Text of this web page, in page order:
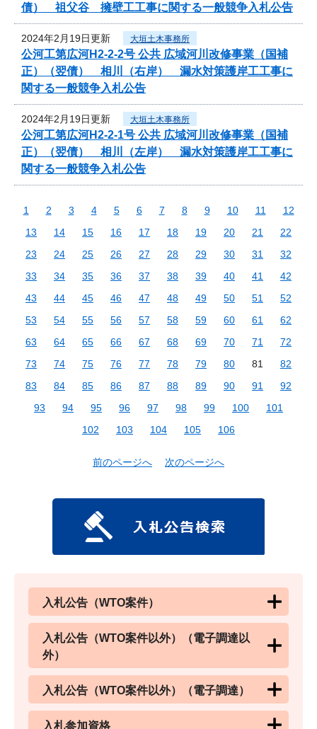
債） 祖父谷 擁壁工工事に関する一般競争入札公告
2024年2月19日更新 大垣土木事務所
公河工第広河H2-2-2号 公共 広域河川改修事業（国補
正）（翌債） 相川（右岸） 漏水対策護岸工工事に
関する一般競争入札公告
2024年2月19日更新 大垣土木事務所
公河工第広河H2-2-1号 公共 広域河川改修事業（国補
正）（翌債） 相川（左岸） 漏水対策護岸工工事に
関する一般競争入札公告
1 2 3 4 5 6 7 8 9 10 11
12
13
14 15 16 17 18 19 20 21
22
23
24 25 26 27 28 29 30 31
32
33
34 35 36 37 38 39 40 41
42
43
44 45 46 47 48 49 50 51
52
53
54 55 56 57 58 59 60 61
62
63
64 65 66 67 68 69 70 71
72
73
74 75 76 77 78 79 80 81
82
83
84 85 86 87 88 89 90 91
92
93
94 95 96 97 98 99 100
101
102
103 104 105 106
前のページへ 次のページへ
入札公告（WTO案件）
入札公告（WTO案件以外）（電子調達以
外）
入札公告（WTO案件以外）（電子調達）
入札参加資格